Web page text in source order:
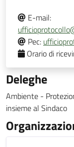
E-mail:
Pec:
Orario di
Deleghe
Ambiente -
insieme al Sindaco